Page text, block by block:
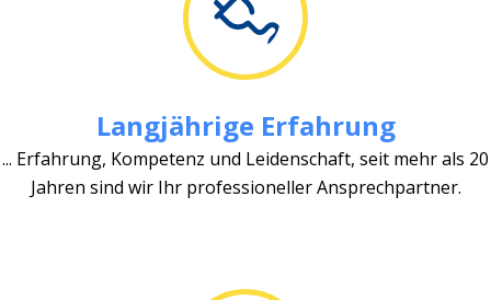
Langjährige Erfahrung
... Erfahrung, Kompetenz und Leidenschaft, seit mehr als 20
Jahren sind wir Ihr professioneller Ansprechpartner.